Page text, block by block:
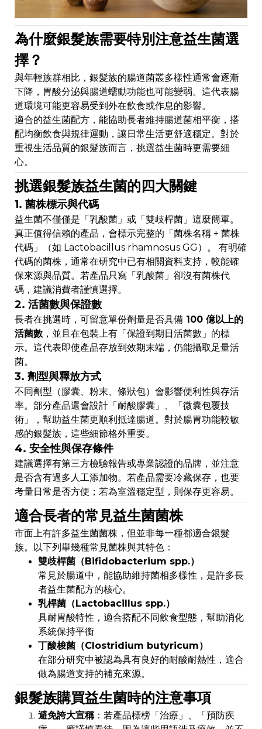
為什麼銀髮族需要特別注意益生菌選
擇？
與年輕族群相比，銀髮族的腸道菌叢多樣性通常會逐漸
下降，胃酸分泌與腸道蠕動功能也可能變弱。這代表腸
道環境可能更容易受到外在飲食或作息的影響。
適合的益生菌配方，能協助長者維持腸道菌相平衡，搭
配均衡飲食與規律運動，讓日常生活更舒適穩定。對於
重視生活品質的銀髮族而言，挑選益生菌時更需要細
心。
挑選銀髮族益生菌的四大關鍵
1. 菌株標示與代碼
益生菌不僅僅是「乳酸菌」或「雙歧桿菌」這麼簡單。
真正值得信賴的產品，會標示完整的「菌株名稱 + 菌株
代碼」（如 Lactobacillus rhamnosus GG）。 有明確
代碼的菌株，通常在研究中已有相關資料支持，較能確
保來源與品質。若產品只寫「乳酸菌」卻沒有菌株代
碼，建議消費者謹慎選擇。
2. 活菌數與保證數
長者在挑選時，可留意單份劑量是否具備 100 億以上的
活菌數 ，並且在包裝上有「保證到期日活菌數」的標
示。這代表即使產品存放到效期末端，仍能攝取足量活
菌。
3. 劑型與釋放方式
不同劑型（膠囊、粉末、條狀包）會影響便利性與存活
率。部分產品還會設計「耐酸膠囊」、「微囊包覆技
術」，幫助益生菌更順利抵達腸道。對於腸胃功能較敏
感的銀髮族，這些細節格外重要。
4. 安全性與保存條件
建議選擇有第三方檢驗報告或專業認證的品牌，並注意
是否含有過多人工添加物。若產品需要冷藏保存，也要
考量日常是否方便；若為室溫穩定型，則保存更容易。
適合長者的常見益生菌菌株
市面上有許多益生菌菌株，但並非每一種都適合銀髮
族。以下列舉幾種常見菌株與其特色：
雙歧桿菌（Bifidobacterium spp.）
常見於腸道中，能協助維持菌相多樣性，是許多長
者益生菌配方的核心。
乳桿菌（Lactobacillus spp.）
具耐胃酸特性，適合搭配不同飲食型態，幫助消化
系統保持平衡
丁酸梭菌（Clostridium butyricum）
在部分研究中被認為具有良好的耐酸耐熱性，適合
做為腸道支持的補充來源。
銀髮族購買益生菌時的注意事項
避免誇大宣稱：若產品標榜「治療」、「預防疾